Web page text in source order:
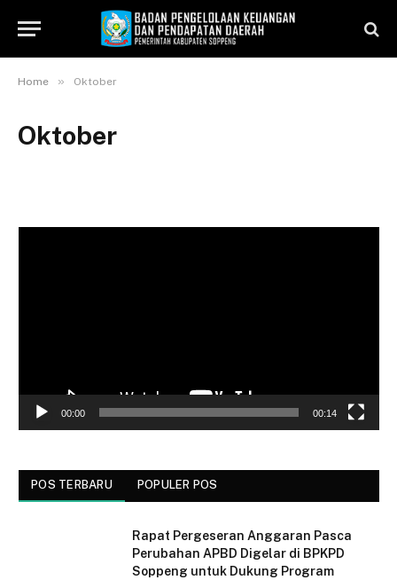
Home » Oktober
Oktober
00:00 00:14
POS TERBARU POPULER POS
Rapat Pergeseran Anggaran Pasca
Perubahan APBD Digelar di BPKPD
Soppeng untuk Dukung Program